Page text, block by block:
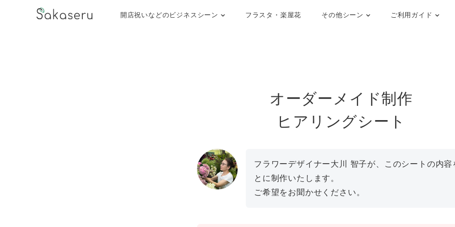
開店祝いなどのビジネスシーン フラスタ・楽屋花 その他シーン ご利用ガイド
オーダーメイド制作
ヒアリングシート
フラワーデザイナー大川 智子が、このシートの内容
とに制作いたします。
ご希望をお聞かせください。